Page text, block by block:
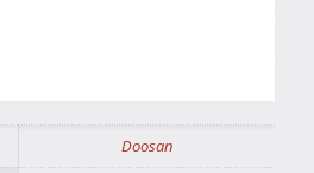
Doosan